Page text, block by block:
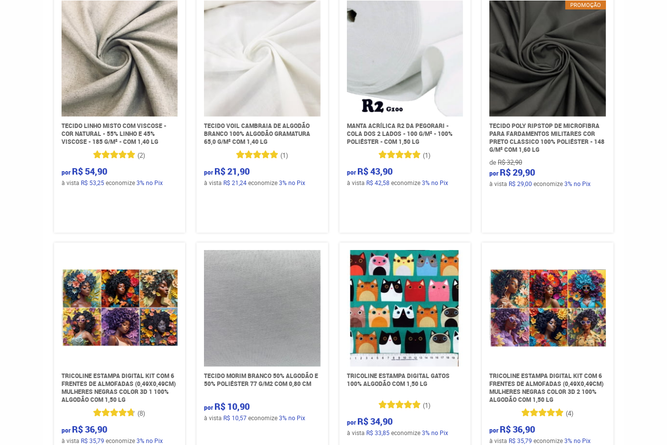
TECIDO LINHO MISTO COM VISCOSE -
COR NATURAL - 55% LINHO E 45%
VISCOSE - 185 G/M² - COM 1,40 LG
(2)
por R$ 54,90
à vista R$ 53,25economize3% no Pix
TECIDO VOIL CAMBRAIA DE ALGODÃO
BRANCO 100% ALGODÃO GRAMATURA
65,0 G/M² COM 1,40 LG
(1)
por R$ 21,90
à vista R$ 21,24economize3%no Pix
MANTA ACRÍLICA R2 DA PEGORARI -
COLA DOS 2 LADOS - 100 G/M² - 100%
POLIÉSTER - COM 1,50 LG
(1)
por R$ 43,90
à vista R$ 42,58 economize3% no Pix
PROMOÇÃO
TECIDO POLY RIPSTOP DE MICROFIBRA
PARA FARDAMENTOS MILITARES COR
PRETO CLASSICO 100% POLIÉSTER - 148
G/M² COM 1,60 LG
deR$ 32,90
por R$ 29,90
à vista R$ 29,00 economize3%no Pix
TRICOLINE ESTAMPA DIGITAL KIT COM 6
FRENTES DE ALMOFADAS (0,49X0,49CM)
MULHERES NEGRAS COLOR 3D 1 100%
ALGODÃO COM 1,50 LG
(8)
por R$ 36,90
à vista R$ 35,79 economize3% no Pix
TECIDO MORIM BRANCO 50% ALGODÃO E
50% POLIÉSTER 77 G/M2 COM 0,80 CM
por R$ 10,90
à vista R$ 10,57economize3%no Pix
TRICOLINE ESTAMPA DIGITAL GATOS
100% ALGODÃO COM 1,50 LG
(1)
por R$ 34,90
à vista R$ 33,85economize3% no Pix
TRICOLINE ESTAMPA DIGITAL KIT COM 6
FRENTES DE ALMOFADAS (0,49X0,49CM)
MULHERES NEGRAS COLOR 3D 2 100%
ALGODÃO COM 1,50 LG
(4)
por R$ 36,90
à vista R$ 35,79 economize3%no Pix